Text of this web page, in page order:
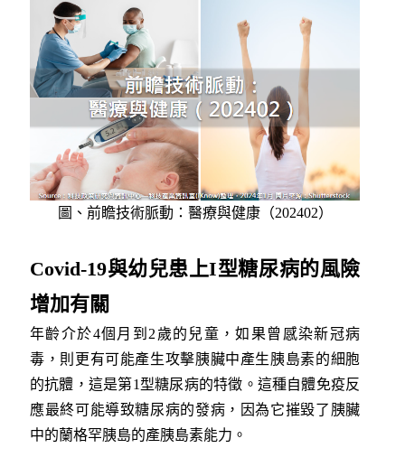
圖、前瞻技術脈動：醫療與健康（202402）
Covid-19與幼兒患上I型糖尿病的風險
增加有關
年齡介於4個月到2歲的兒童，如果曾感染新冠病
毒，則更有可能產生攻擊胰臟中產生胰島素的細胞
的抗體，這是第1型糖尿病的特徵。這種自體免疫反
應最終可能導致糖尿病的發病，因為它摧毀了胰臟
中的蘭格罕胰島的產胰島素能力。